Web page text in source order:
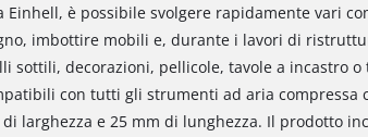
Einhell, è possibile svolgere rapidamente vari
imbottire mobili e, durante i lavori di
sottili, decorazioni, pellicole, tavole a incastro o
con tutti gli strumenti ad aria compressa
larghezza e 25 mm di lunghezza. Il prodotto